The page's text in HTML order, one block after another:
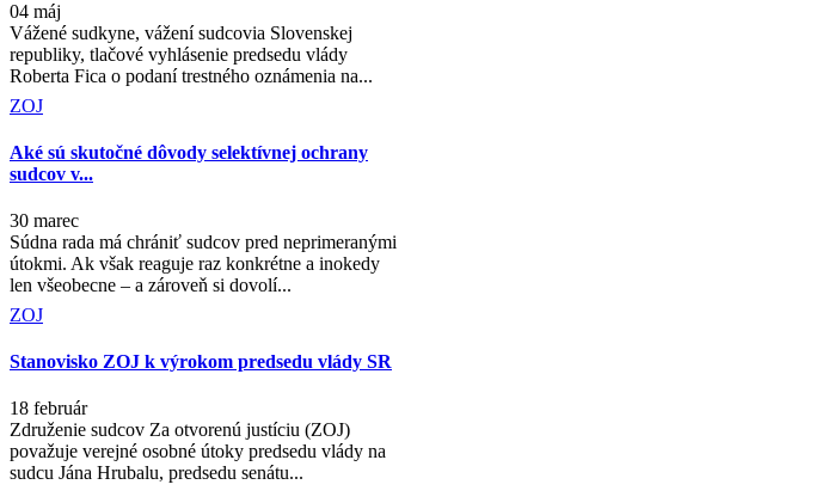
04 máj
Vážené sudkyne, vážení sudcovia Slovenskej
republiky, tlačové vyhlásenie predsedu vlády
Roberta Fica o podaní trestného oznámenia na...
ZOJ
Aké sú skutočné dôvody selektívnej ochrany
sudcov v...
30 marec
Súdna rada má chrániť sudcov pred neprimeranými
útokmi. Ak však reaguje raz konkrétne a inokedy
len všeobecne – a zároveň si dovolí...
ZOJ
Stanovisko ZOJ k výrokom predsedu vlády SR
18 február
Združenie sudcov Za otvorenú justíciu (ZOJ)
považuje verejné osobné útoky predsedu vlády na
sudcu Jána Hrubalu, predsedu senátu...